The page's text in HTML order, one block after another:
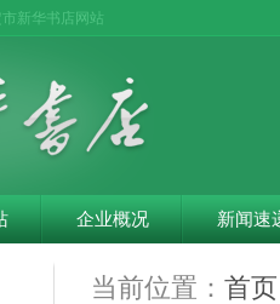
新华书店网站
企业概况 新闻速
当前位置： 首页